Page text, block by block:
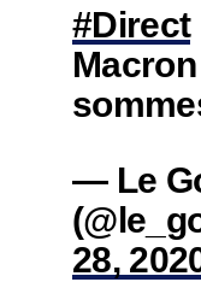
#Direct
— Le
28,